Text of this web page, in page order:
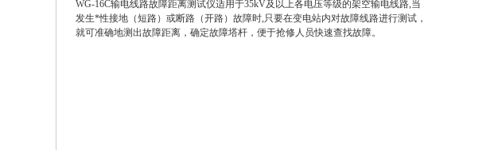
WG-16C输电线路故障距离测试仪适用于35kV及以上各电压等级的架空输电线路,当
发生*性接地（短路）或断路（开路）故障时,只要在变电站内对故障线路进行测试，
就可准确地测出故障距离，确定故障塔杆，便于抢修人员快速查找故障。